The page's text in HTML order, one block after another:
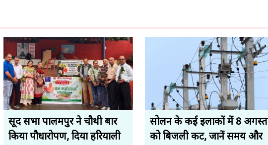
सूद सभा पालमपुर ने चौथी बार
किया पौधारोपण, दिया हरियाली
सोलन के कई इलाकों में 8 अगस्त
को बिजली कट, जानें समय और